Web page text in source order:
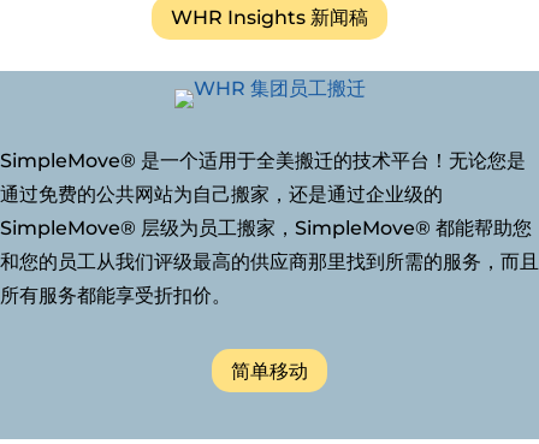
WHR Insights 新闻稿
SimpleMove® 是一个适用于全美搬迁的技术平台！无论您是
通过免费的公共网站为自己搬家，还是通过企业级的
SimpleMove® 层级为员工搬家，SimpleMove® 都能帮助您
和您的员工从我们评级最高的供应商那里找到所需的服务，而且
所有服务都能享受折扣价。
简单移动